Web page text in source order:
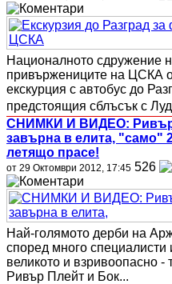
Националното сдружение
привържениците на ЦСКА
екскурция с автобус до
предстоящия сблъсък с
СНИМКИ И ВИДЕО: Ривър
завърна в елита, "само"
летящо прасе!
от 29 Октомври 2012, 17:45 526
Най-голямото дерби на
според много
великото и взривоопасно -
Ривър Плейт и Бок...